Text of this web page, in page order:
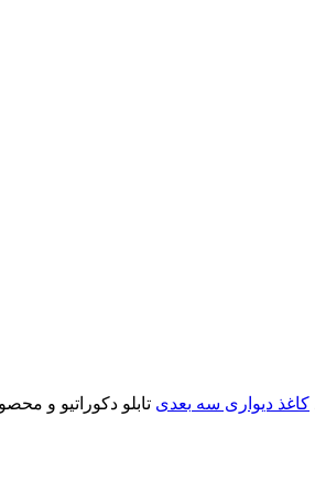
کاغذ دیواری سه بعدی تابلو دکوراتیو و